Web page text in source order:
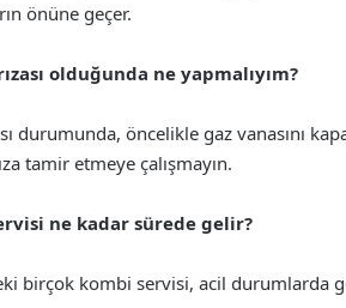
önüne geçer.
olduğunda ne yapmalıyım?
durumunda, öncelikle gaz vanasını
tamir etmeye çalışmayın.
ne kadar sürede gelir?
birçok kombi servisi, acil durumlarda